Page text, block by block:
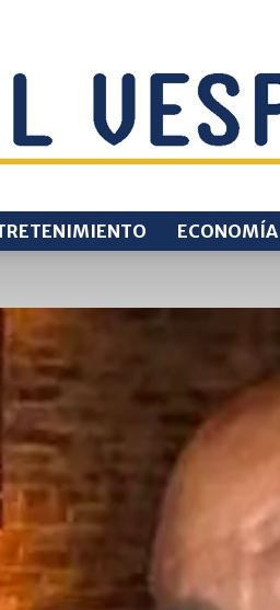
VESPERTINO
ECONOMÍA